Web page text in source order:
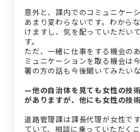
意外と、課内でのコミュニケー
あまり変わらないです。わから
けますし、気を配っていただい
す。
ただ、一緒に仕事をする機会の
ミュニケーションを取る機会は
署の方の話も今後聞いてみたい
—他の自治体を見ても女性の技
がありますが、他にも女性の技
道路管理課は課長代理が女性で
ていて、相談に乗っていただく